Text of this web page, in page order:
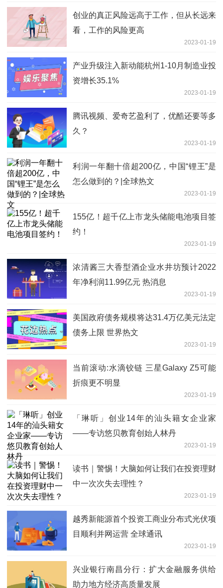
创业的真正风险远高于工作，但从长远来
看，工作的风险更高
2023-01-19
产业升级注入新动能杭州1-10月制造业投
资增长35.1%
2023-01-19
腾讯视频、爱奇艺盈利了，优酷还要等多
久？
2023-01-19
利润一年翻十倍超200亿，中国“锂王”是
怎么做到的？|全球热文
2023-01-19
155亿！超千亿上市龙头储能电池项目签
约！
2023-01-19
浓清酱三大香型酒企业水井坊预计2022
年净利润11.99亿元 热消息
2023-01-19
美国政府债务规模将达31.4万亿美元法定
债务上限 世界热文
2023-01-19
当前滚动:水滴铰链 三星Galaxy Z5可能
折痕更不明显
2023-01-19
「琳听」创业14年的汕头籍女企业家
——专访悠贝教育创始人林丹
2023-01-19
读书｜警惕！大脑如何让我们在投资理财
中一次次失去理性？
2023-01-19
越秀新能源首个投资工商业分布式光伏项
目顺利并网运营 全球通讯
2023-01-19
兴业银行南昌分行：扩大金融服务供给
助力地方经济高质量发展